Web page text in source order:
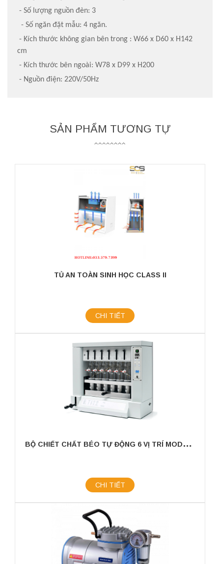
- Số lượng nguồn đèn: 3
- Số ngăn đặt mẫu: 4 ngăn.
- Kích thước không gian bên trong : W66 x D60 x H142
cm
- Kích thước bên ngoài: W78 x D99 x H200
- Nguồn điện: 220V/50Hz
SẢN PHẨM TƯƠNG TỰ
TỦ AN TOÀN SINH HỌC CLASS II
CHI TIẾT
B
Ộ CHIẾT CHẤT BÉO TỰ ĐỘNG 6 VỊ TRÍ MODEL: SER148/6
CHI TIẾT